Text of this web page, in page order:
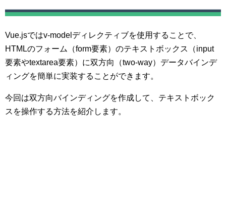
Vue.jsではv-modelディレクティブを使用することで、
HTMLのフォーム（form要素）のテキストボックス（input
要素やtextarea要素）に双方向（two-way）データバインデ
ィングを簡単に実装することができます。
今回は双方向バインディングを作成して、テキストボック
スを操作する方法を紹介します。